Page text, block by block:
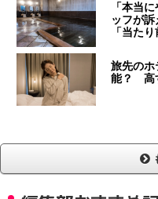
「本当
ッフが訴
「当たり
旅先のホ
能？ 高